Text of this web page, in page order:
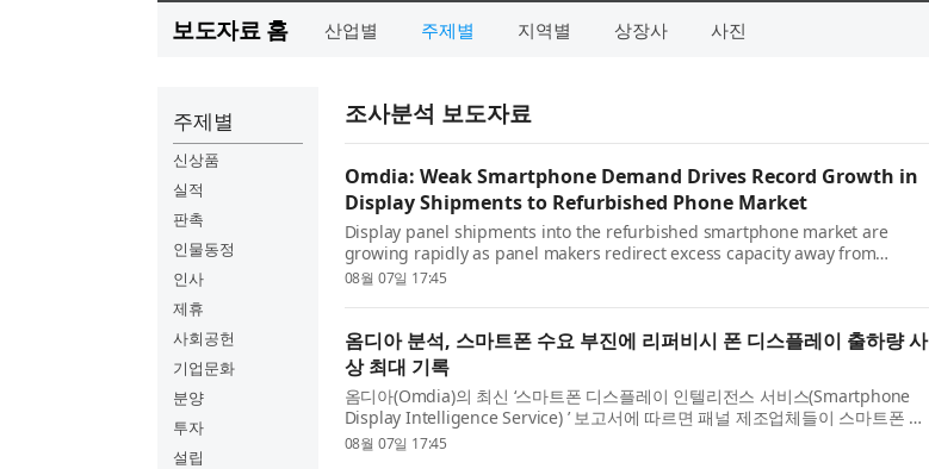
보도자료 홈 산업별 주제별 지역별 상장사 사진
주제별
신상품
실적
판촉
인물동정
인사
제휴
사회공헌
기업문화
분양
투자
설립
조사분석 보도자료
Omdia: Weak Smartphone Demand Drives Record Growth in
Display Shipments to Refurbished Phone Market
Display panel shipments into the refurbished smartphone market are
growing rapidly as panel makers redirect excess capacity away from
slowing demand from smartphone manufacturers, according to Omdia’s
08월 07일 17:45
옴디아 분석, 스마트폰 수요 부진에 리퍼비시 폰 디스플레이 출하량 사
상 최대 기록
옴디아(Omdia)의 최신 ‘스마트폰 디스플레이 인텔리전스 서비스(Smartphone
Display Intelligence Service) ’ 보고서에 따르면 패널 제조업체들이 스마트폰 제
조사의 수요 둔화에 따른 잉여 생산 능력을 리퍼비시 스마트폰 시장으로 돌리면
08월 07일 17:45